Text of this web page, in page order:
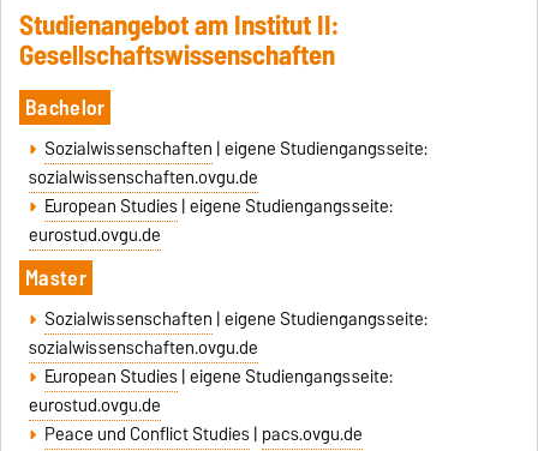
Studienangebot am Institut II:
Gesellschaftswissenschaften
Bachelor
Sozialwissenschaften | eigene Studiengangsseite:
sozialwissenschaften.ovgu.de
European Studies| eigene Studiengangsseite:
eurostud.ovgu.de
Master
Sozialwissenschaften | eigene Studiengangsseite:
sozialwissenschaften.ovgu.de
European Studies| eigene Studiengangsseite:
eurostud.ovgu.de
Peace und Conflict Studies| pacs.ovgu.de